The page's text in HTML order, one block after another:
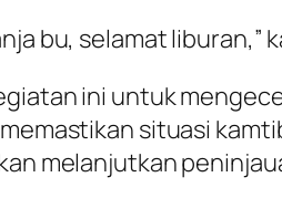
bu, selamat liburan,”
ini untuk
situasi
melanjutkan